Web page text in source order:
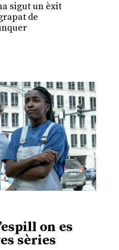
sigut un èxit
de
on es
sèries